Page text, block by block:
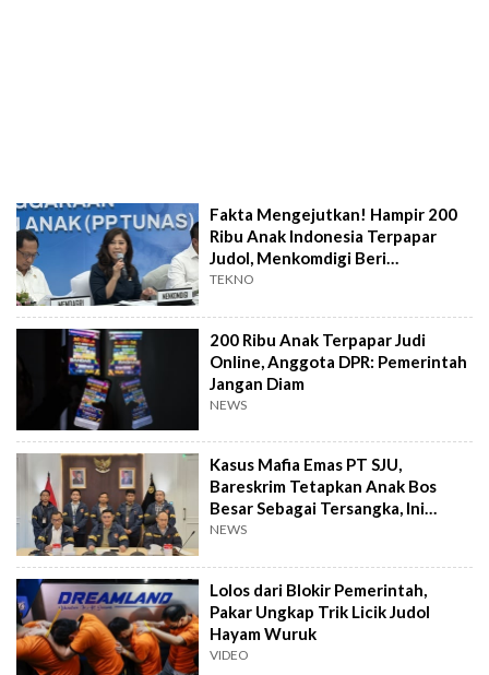
Fakta Mengejutkan! Hampir 200
Ribu Anak Indonesia Terpapar
Judol, Menkomdigi Beri
Peringatan
TEKNO
200 Ribu Anak Terpapar Judi
Online, Anggota DPR: Pemerintah
Jangan Diam
NEWS
Kasus Mafia Emas PT SJU,
Bareskrim Tetapkan Anak Bos
Besar Sebagai Tersangka, Ini
Sosoknya
NEWS
Lolos dari Blokir Pemerintah,
Pakar Ungkap Trik Licik Judol
Hayam Wuruk
VIDEO